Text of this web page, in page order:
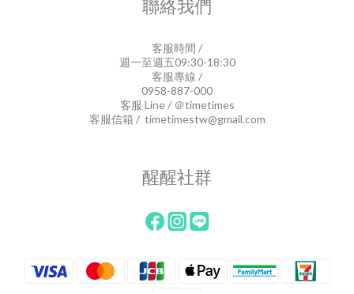
聯絡我們
客服時間 /
週一至週五09:30-18:30
客服專線 /
0958-887-000
客服 Line / ＠timetimes
客服信箱 / timetimestw@gmail.com
醒醒社群